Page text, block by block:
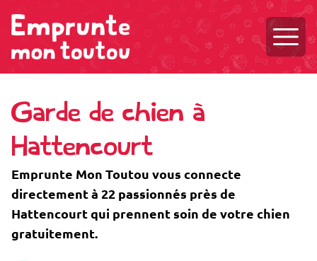
Garde de chien à
Hattencourt
Emprunte Mon Toutou vous connecte
directement à 22 passionnés près de
Hattencourt qui prennent soin de votre chien
gratuitement.